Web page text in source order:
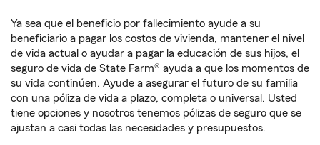
Ya sea que el beneficio por fallecimiento ayude a su
beneficiario a pagar los costos de vivienda, mantener el nivel
de vida actual o ayudar a pagar la educación de sus hijos, el
seguro de vida de State Farm® ayuda a que los momentos de
su vida continúen. Ayude a asegurar el futuro de su familia
con una póliza de vida a plazo, completa o universal. Usted
tiene opciones y nosotros tenemos pólizas de seguro que se
ajustan a casi todas las necesidades y presupuestos.